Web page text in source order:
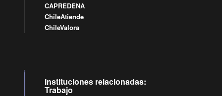
CAPREDENA
ChileAtiende
ChileValora
Instituciones relacionadas:
Trabajo